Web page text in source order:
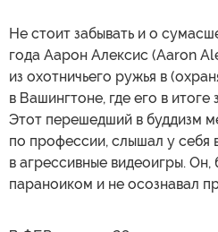
Не стоит забывать и о
года Аарон Алексис (Aaron
из охотничьего ружья в
в Вашингтоне, где его в
Этот перешедший в буддизм
по профессии, слышал у себя
в агрессивные видеоигры. Он,
параноиком и не осознавал